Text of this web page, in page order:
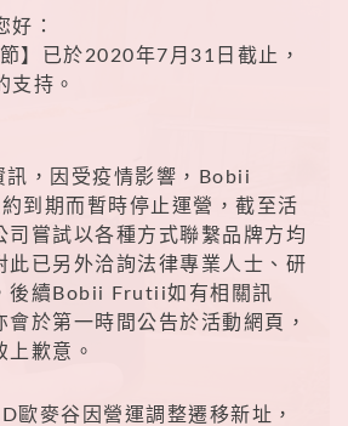
好：
】已於2020年7月31日截止，
支持。
訊，因受疫情影響，Bobii
到期而暫時停止運營，截至活
司嘗試以各種方式聯繫品牌方均
此已另外洽詢法律專業人士、研
後續Bobii Frutii如有相關訊
會於第一時間公告於活動網頁，
上歉意。
歐麥谷因營運調整遷移新址，